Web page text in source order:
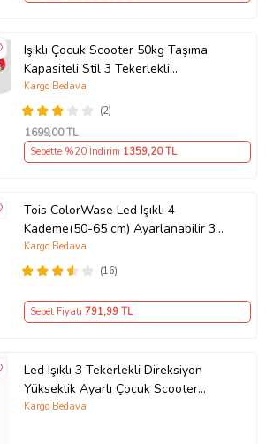
Işıklı Çocuk Scooter 50kg Taşıma
Kapasiteli Stil 3 Tekerlekli
(Standart)
(2)
Kargo Bedava
1699,00 TL
Sepette %20 İndirim 1359,20 TL
Tois ColorWase Led Işıklı 4
Kademe(50-65 cm) Ayarlanabilir 3
Tekerlekli Scooter (Pembe)
(16)
Kargo Bedava
Sepet Fiyatı 791,99 TL
Led Işıklı 3 Tekerlekli Direksiyon
Yükseklik Ayarlı Çocuk Scooter
(Mavi)
Kargo Bedava